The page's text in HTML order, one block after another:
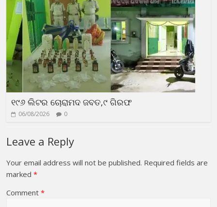
୧୯୬ ଲିଟର ଚୋରାମଦ ଜବତ,୯ ଗିରଫ
06/08/2026 0
Leave a Reply
Your email address will not be published. Required fields are
marked*
Comment*